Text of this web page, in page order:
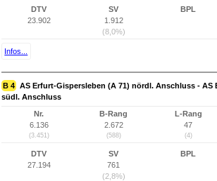
DTV
23.902
SV
1.912
(8,0%)
BPL
Infos...
B 4 AS Erfurt-Gispersleben (A 71) nördl. Anschluss - AS
südl. Anschluss
Nr.
6.136
(3.451)
B-Rang
2.672
(588)
L-Rang
47
(4)
DTV
27.194
SV
761
(2,8%)
BPL